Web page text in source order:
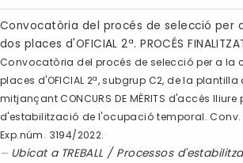
Convocatòria del procés de selecció per
dos places d'OFICIAL 2ª. PROCÉS
Convocatòria del procés de selecció per a la
places d'OFICIAL 2ª, subgrup C2, de la
mitjançant CONCURS DE MÈRITS d'accés lliure
d'estabilització de l'ocupació temporal. Conv.
Exp.núm. 3194/2022.
Ubicat a TREBALL / Processos